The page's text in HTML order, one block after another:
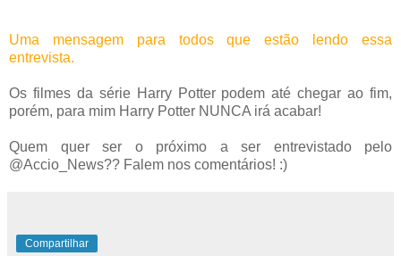
Uma mensagem para todos que estão lendo essa
entrevista.
Os filmes da série Harry Potter podem até chegar ao fim,
porém, para mim Harry Potter NUNCA irá acabar!
Quem quer ser o próximo a ser entrevistado pelo
@Accio_News?? Falem nos comentários! :)
Compartilhar